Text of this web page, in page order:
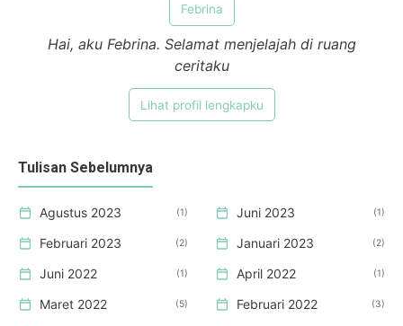
Febrina
Hai, aku Febrina. Selamat menjelajah di ruang
ceritaku
Lihat profil lengkapku
Tulisan Sebelumnya
Agustus 2023 1 Juni 2023 1
Februari 2023 2 Januari 2023 2
Juni 2022 1 April 2022 1
Maret 2022 5 Februari 2022 3